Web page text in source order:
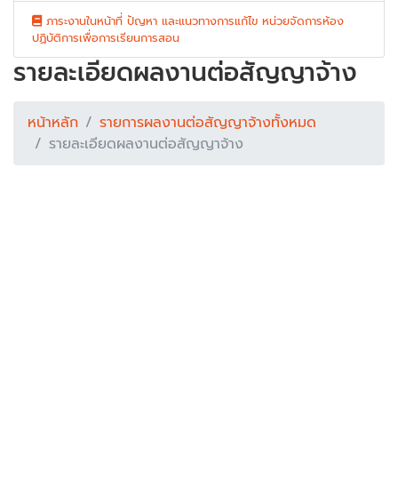
ภาระงานในหน้าที่ ปัญหา และแนวทางการแก้ไข หน่วยจัดการห้อง
ปฏิบัติการเพื่อการเรียนการสอน
รายละเอียดผลงานต่อสัญญาจ้าง
หน้าหลัก
รายการผลงานต่อสัญญาจ้างทั้งหมด
รายละเอียดผลงานต่อสัญญาจ้าง